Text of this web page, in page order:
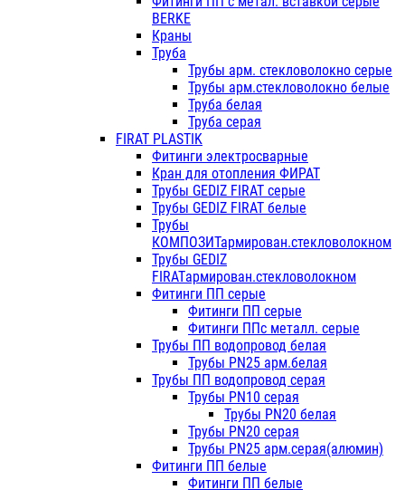
BERKE
Краны
Труба
Трубы арм. стекловолокно серые
Трубы арм.стекловолокно белые
Труба белая
Труба серая
FIRAT PLASTIK
Фитинги электросварные
Кран для отопления ФИРАТ
Трубы GEDIZ FIRAT серые
Трубы GEDIZ FIRAT белые
Трубы
КОМПОЗИТармирован.стекловолокном
Трубы GEDIZ
FIRATармирован.стекловолокном
Фитинги ПП серые
Фитинги ПП серые
Фитинги ППс металл. серые
Трубы ПП водопровод белая
Трубы PN25 арм.белая
Трубы ПП водопровод серая
Трубы PN10 серая
Трубы PN20 белая
Трубы PN20 серая
Трубы PN25 арм.серая(алюмин)
Фитинги ПП белые
Фитинги ПП белые